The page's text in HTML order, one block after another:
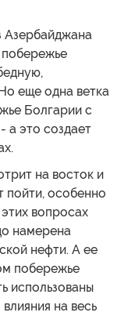
Азербайджана
еще одна ветка
Болгарии с
а это создает
на восток и
пойти, особенно
вопросах
намерена
нефти. А ее
побережье
использованы
на весь